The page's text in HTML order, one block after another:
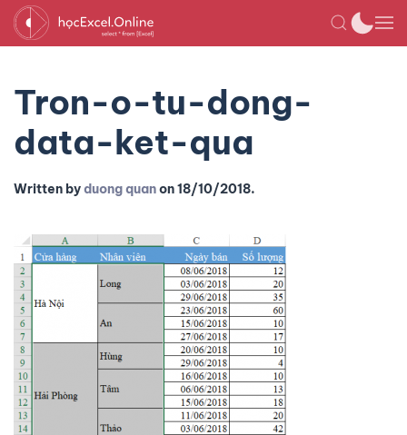
Tron-o-tu-dong-
data-ket-qua
Written byduong quanon18/10/2018.